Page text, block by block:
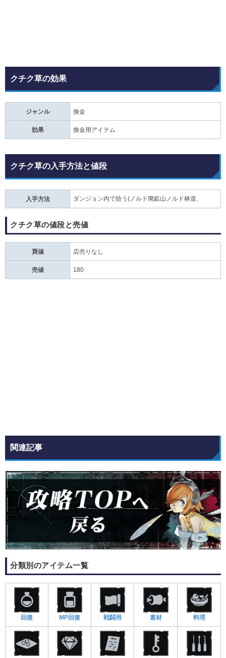
クチク草の効果
ジャンル 換金
効果 換金用アイテム
クチク草の入手方法と値段
入手方法 ダンジョン内で拾う(ノルド廃鉱山ノルド林道、
クチク草の値段と売値
買値 店売りなし
売値 180
関連記事
分類別のアイテム一覧
回復 MP回復 戦闘用 素材 料理